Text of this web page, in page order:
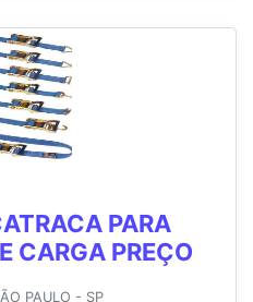
PARA
CARGA PREÇO
PAULO - SP